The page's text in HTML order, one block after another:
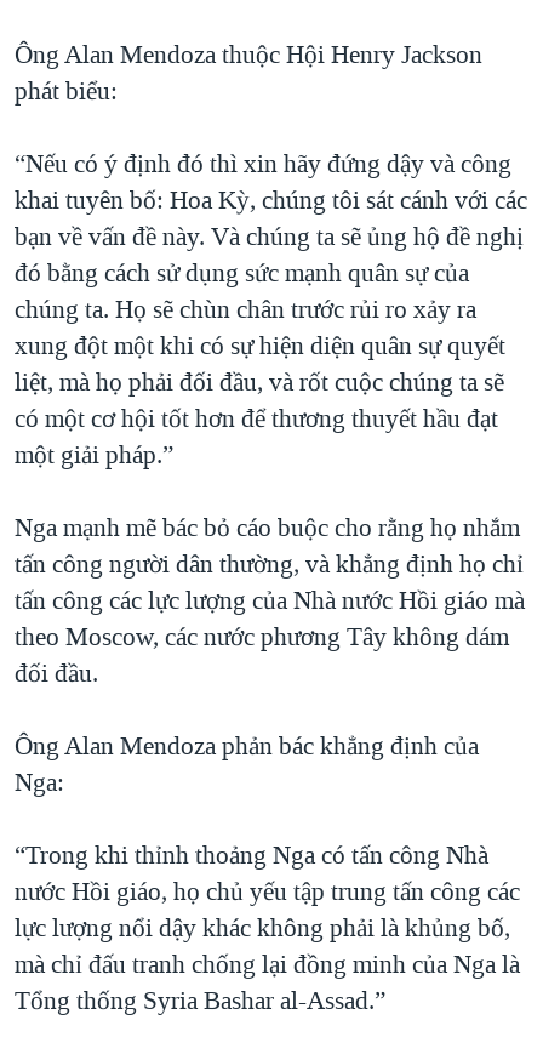
Ông Alan Mendoza thuộc Hội Henry Jackson
phát biểu:
“Nếu có ý định đó thì xin hãy đứng dậy và công
khai tuyên bố: Hoa Kỳ, chúng tôi sát cánh với các
bạn về vấn đề này. Và chúng ta sẽ ủng hộ đề nghị
đó bằng cách sử dụng sức mạnh quân sự của
chúng ta. Họ sẽ chùn chân trước rủi ro xảy ra
xung đột một khi có sự hiện diện quân sự quyết
liệt, mà họ phải đối đầu, và rốt cuộc chúng ta sẽ
có một cơ hội tốt hơn để thương thuyết hầu đạt
một giải pháp.”
Nga mạnh mẽ bác bỏ cáo buộc cho rằng họ nhắm
tấn công người dân thường, và khẳng định họ chỉ
tấn công các lực lượng của Nhà nước Hồi giáo mà
theo Moscow, các nước phương Tây không dám
đối đầu.
Ông Alan Mendoza phản bác khẳng định của
Nga:
“Trong khi thỉnh thoảng Nga có tấn công Nhà
nước Hồi giáo, họ chủ yếu tập trung tấn công các
lực lượng nổi dậy khác không phải là khủng bố,
mà chỉ đấu tranh chống lại đồng minh của Nga là
Tổng thống Syria Bashar al-Assad.”